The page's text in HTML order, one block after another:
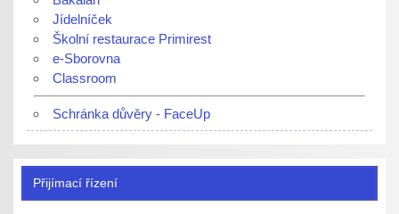
Jídelníček
Školní restaurace Primirest
e-Sborovna
Classroom
Schránka důvěry - FaceUp
Přijímací řízení